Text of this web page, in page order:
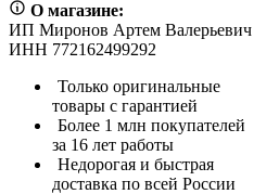
О магазине:
ИП Миронов Артем Валерьевич
ИНН 772162499292
Только оригинальные
товары с гарантией
Более 1 млн покупателей
за 16 лет работы
Недорогая и быстрая
доставка по всей России